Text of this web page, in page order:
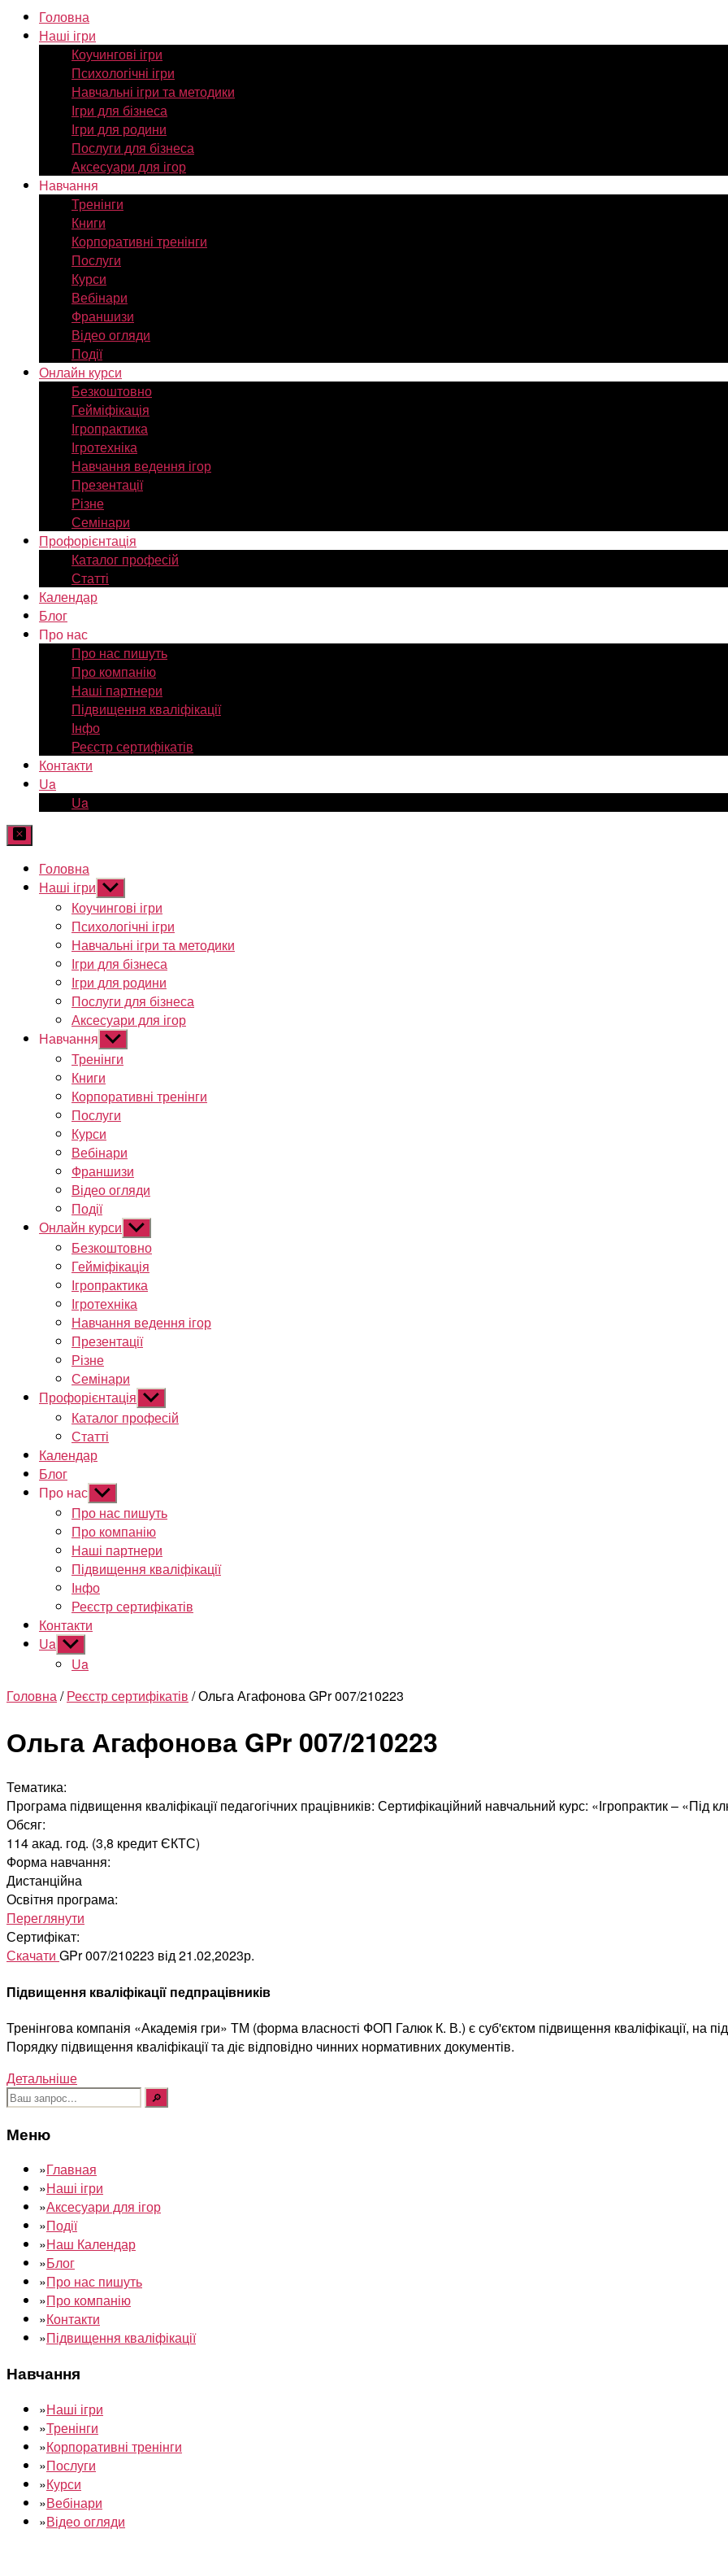
Головна
Наші ігри
Коучингові ігри
Психологічні ігри
Навчальні ігри та методики
Ігри для бізнеса
Ігри для родини
Послуги для бізнеса
Аксесуари для ігор
Навчання
Тренінги
Книги
Корпоративні тренінги
Послуги
Курси
Вебінари
Франшизи
Відео огляди
Події
Онлайн курси
Безкоштовно
Гейміфікація
Ігропрактика
Ігротехніка
Навчання ведення ігор
Презентації
Різне
Семінари
Профорієнтація
Каталог професій
Статті
Календар
Блог
Про нас
Про нас пишуть
Про компанію
Наші партнери
Підвищення кваліфікації
Інфо
Реєстр сертифікатів
Контакти
Ua
Ua
Головна
Наші ігри Показати
підменю
Коучингові ігри
Психологічні ігри
Навчальні ігри та методики
Ігри для бізнеса
Ігри для родини
Послуги для бізнеса
Аксесуари для ігор
Навчання Показати
підменю
Тренінги
Книги
Корпоративні тренінги
Послуги
Курси
Вебінари
Франшизи
Відео огляди
Події
Онлайн курси Показати
підменю
Безкоштовно
Гейміфікація
Ігропрактика
Ігротехніка
Навчання ведення ігор
Презентації
Різне
Семінари
Профорієнтація Показати
підменю
Каталог професій
Статті
Календар
Блог
Про нас Показати
підменю
Про нас пишуть
Про компанію
Наші партнери
Підвищення кваліфікації
Інфо
Реєстр сертифікатів
Контакти
Ua Показати
підменю
Ua
Головна/Реєстр сертифікатів / Ольга Агафонова GPr 007/210223
Ольга Агафонова GPr 007/210223
Тематика:
Програма підвищення кваліфікації педагогічних працівників: Сертифікаційний навчальний курс: «Ігропрактик – «Під
Обсяг:
114 акад. год. (3,8 кредит ЄКТС)
Форма навчання:
Дистанційна
Освітня програма:
Переглянути
Сертифікат:
Скачати GPr 007/210223 від 21.02,2023р.
Підвищення кваліфікації педпрацівників
Тренінгова компанія «Академія гри» ТМ (форма власності ФОП Галюк К. В.) є суб'єктом підвищення кваліфікації, на
Порядку підвищення кваліфікації та діє відповідно чинних нормативних документів.
Детальніше
Шукати:
Меню
»Главная
»Наші ігри
»Аксесуари для ігор
»Події
»Наш Календар
»Блог
»Про нас пишуть
»Про компанію
»Контакти
»Підвищення кваліфікації
Навчання
»Наші ігри
»Тренінги
»Корпоративні тренінги
»Послуги
»Курси
»Вебінари
»Відео огляди